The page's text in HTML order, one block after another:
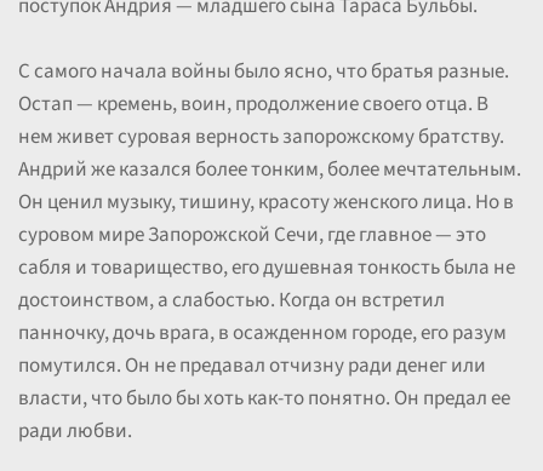
поступок Андрия — младшего сына Тараса Бульбы.
С самого начала войны было ясно, что братья разные.
Остап — кремень, воин, продолжение своего отца. В
нем живет суровая верность запорожскому братству.
Андрий же казался более тонким, более мечтательным.
Он ценил музыку, тишину, красоту женского лица. Но в
суровом мире Запорожской Сечи, где главное — это
сабля и товарищество, его душевная тонкость была не
достоинством, а слабостью. Когда он встретил
панночку, дочь врага, в осажденном городе, его разум
помутился. Он не предавал отчизну ради денег или
власти, что было бы хоть как-то понятно. Он предал ее
ради любви.